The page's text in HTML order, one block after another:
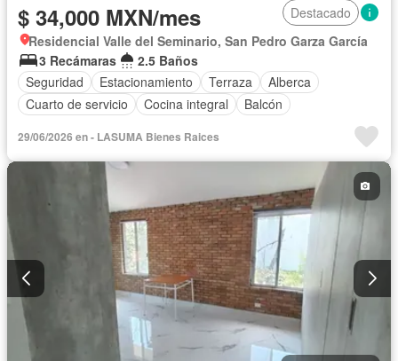
$ 34,000 MXN/mes
Destacado
Residencial Valle del Seminario, San Pedro Garza García
3 Recámaras
2.5 Baños
Seguridad
Estacionamiento Terraza
Alberca
Cuarto de servicio
Cocina integral Balcón
29/06/2026 en - LASUMA Bienes Raices